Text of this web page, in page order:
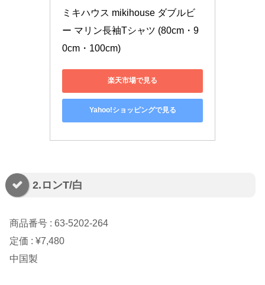
ミキハウス mikihouse ダブルビ
ー マリン長袖Tシャツ (80cm・9
0cm・100cm)
楽天市場で見る
Yahoo!ショッピングで見る
2.ロンT/白
商品番号 : 63-5202-264
定価 : ¥7,480
中国製